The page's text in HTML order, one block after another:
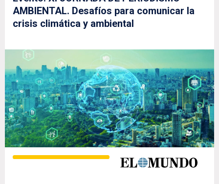
AMBIENTAL. Desafíos para comunicar la
crisis climática y ambiental